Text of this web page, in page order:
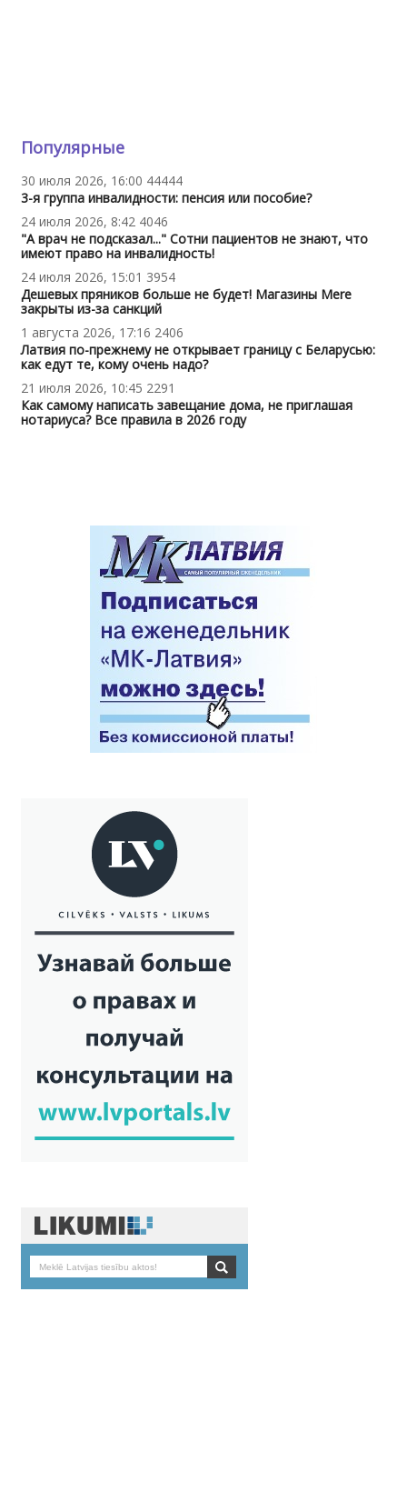
Популярные
30 июля 2026, 16:00 44444
3-я группа инвалидности: пенсия или пособие?
24 июля 2026, 8:42 4046
"А врач не подсказал..." Сотни пациентов не знают, что
имеют право на инвалидность!
24 июля 2026, 15:01 3954
Дешевых пряников больше не будет! Магазины Mere
закрыты из-за санкций
1 августа 2026, 17:16 2406
Латвия по-прежнему не открывает границу с Беларусью:
как едут те, кому очень надо?
21 июля 2026, 10:45 2291
Как самому написать завещание дома, не приглашая
нотариуса? Все правила в 2026 году